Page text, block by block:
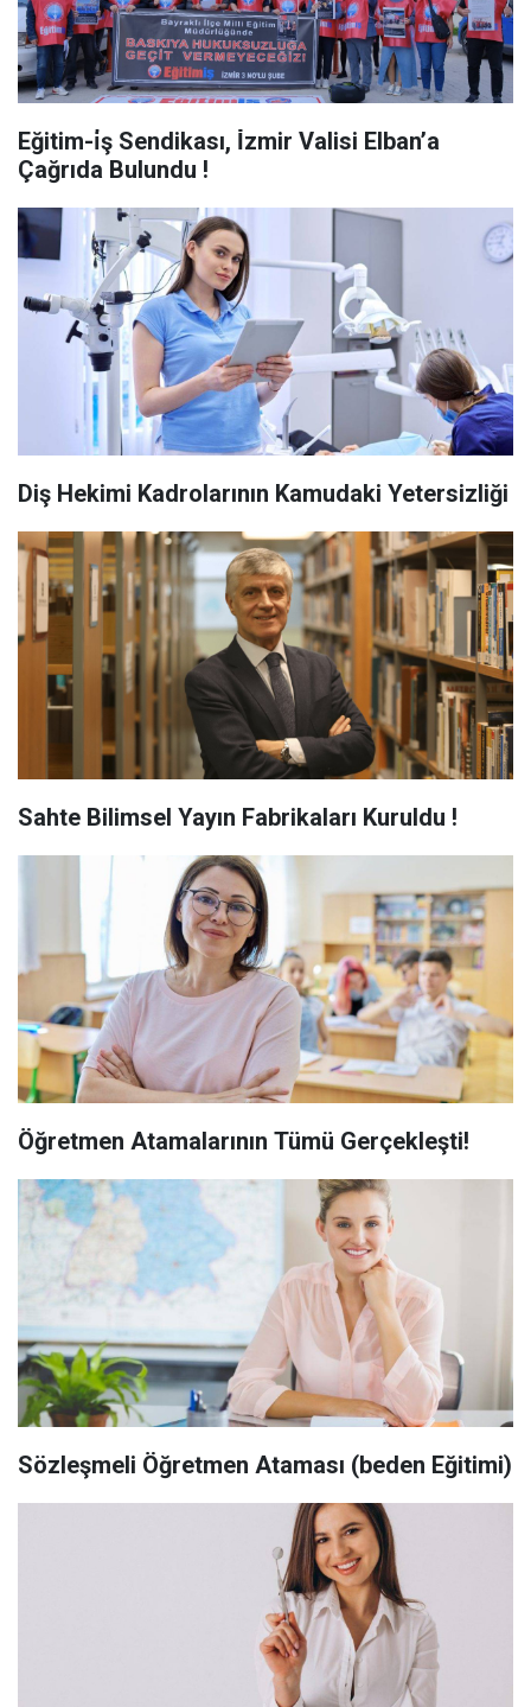
Eğitim-i̇ş Sendikası, İ̇zmir Valisi Elban’a
Çağrıda Bulundu !
Diş Hekimi Kadrolarının Kamudaki Yetersizliği
Sahte Bilimsel Yayın Fabrikaları Kuruldu !
Öğretmen Atamalarının Tümü Gerçekleşti!
Sözleşmeli Öğretmen Ataması (beden Eğitimi)